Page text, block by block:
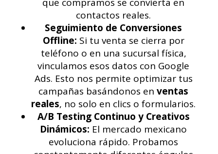
que compramos se convierta en
contactos reales.
Seguimiento de Conversiones
Offline: Si tu venta se cierra por
teléfono o en una sucursal física,
vinculamos esos datos con Google
Ads. Esto nos permite optimizar tus
campañas basándonos enventas
reales, no solo en clics o formularios.
A/B Testing Continuo y Creativos
Dinámicos: El mercado mexicano
evoluciona rápido. Probamos